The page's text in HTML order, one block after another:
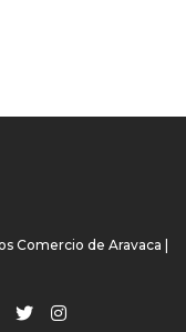
Comercio de Aravaca |